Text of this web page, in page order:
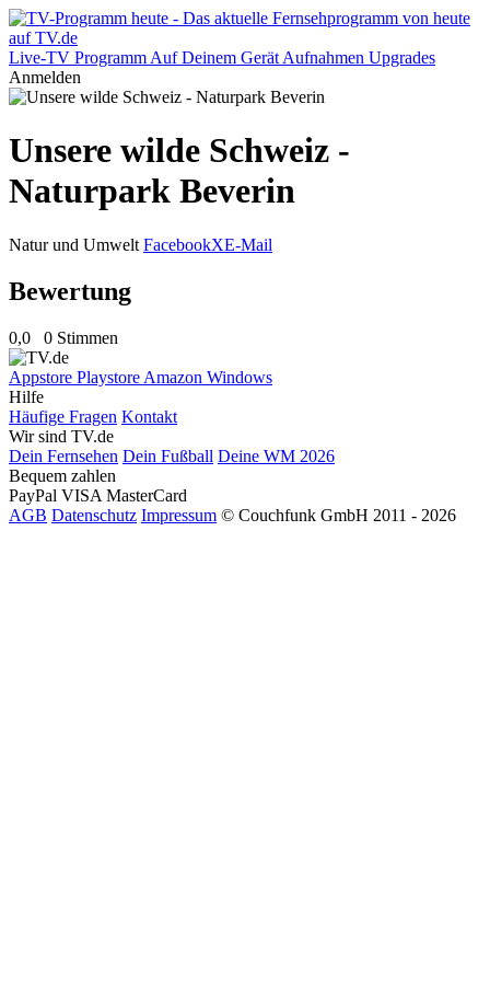
Live-TV Programm Auf Deinem Gerät Aufnahmen Upgrades
Anmelden
Unsere wilde Schweiz -
Naturpark Beverin
Natur und Umwelt FacebookXE-Mail
Bewertung
0,0 0 Stimmen
Appstore Playstore Amazon Windows
Hilfe
Häufige Fragen Kontakt
Wir sind TV.de
Dein Fernsehen Dein Fußball Deine WM 2026
Bequem zahlen
PayPal VISA MasterCard
AGB Datenschutz Impressum © Couchfunk GmbH 2011 - 2026